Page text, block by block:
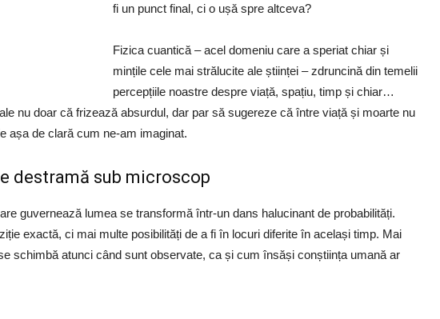
fi un punct final, ci o ușă spre altceva?
Fizica cuantică – acel domeniu care a speriat chiar și
mințile cele mai strălucite ale științei – zdruncină din temelii
percepțiile noastre despre viață, spațiu, timp și chiar…
nu doar că frizează absurdul, dar par să sugereze că între viață și moarte nu
așa de clară cum ne-am imaginat.
destramă sub microscop
guvernează lumea se transformă într-un dans halucinant de probabilități.
exactă, ci mai multe posibilități de a fi în locuri diferite în același timp. Mai
schimbă atunci când sunt observate, ca și cum însăși conștiința umană ar